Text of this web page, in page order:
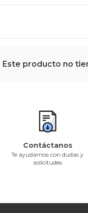
Este producto no
Contáctanos
Te ayudamos con dudas y
solicitudes